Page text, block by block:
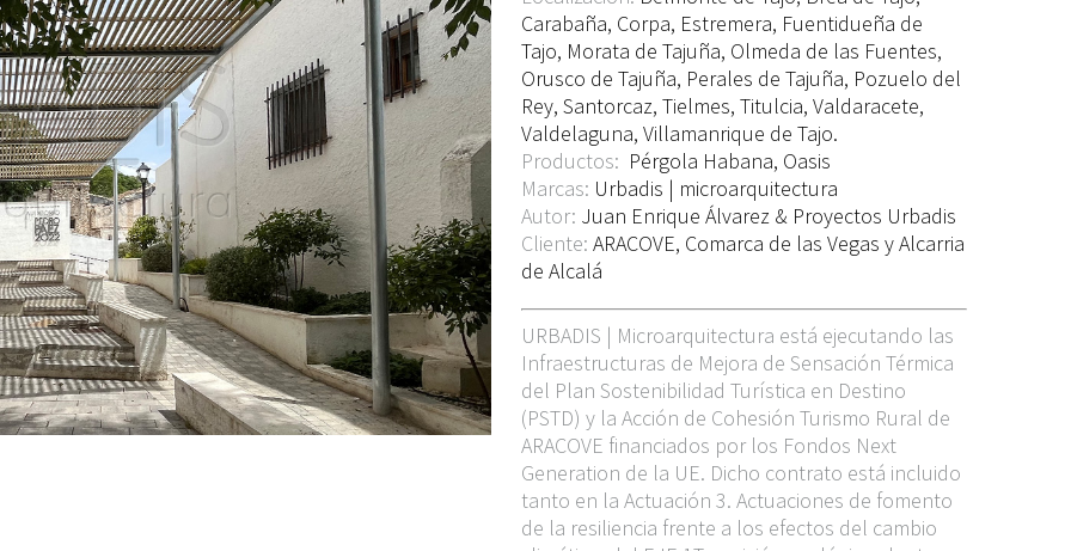
Carabaña, Corpa, Estremera, Fuentidueña de
Tajo, Morata de Tajuña, Olmeda de las Fuentes,
Orusco de Tajuña, Perales de Tajuña, Pozuelo del
Rey, Santorcaz, Tielmes, Titulcia, Valdaracete,
Valdelaguna, Villamanrique de Tajo.
Productos: Pérgola Habana, Oasis
Marcas: Urbadis | microarquitectura
Autor: Juan Enrique Álvarez & Proyectos Urbadis
Cliente: ARACOVE, Comarca de las Vegas y Alcarria
de Alcalá
URBADIS | Microarquitectura está ejecutando las
Infraestructuras de Mejora de Sensación Térmica
del Plan Sostenibilidad Turística en Destino
(PSTD) y la Acción de Cohesión Turismo Rural de
ARACOVE financiados por los Fondos Next
Generation de la UE. Dicho contrato está incluido
tanto en la Actuación 3. Actuaciones de fomento
de la resiliencia frente a los efectos del cambio